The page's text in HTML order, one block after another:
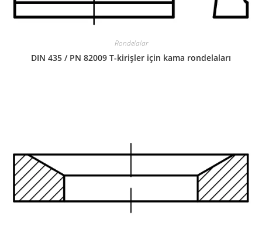
Rondelalar
DIN 435 / PN 82009 T-kirişler için kama rondelaları